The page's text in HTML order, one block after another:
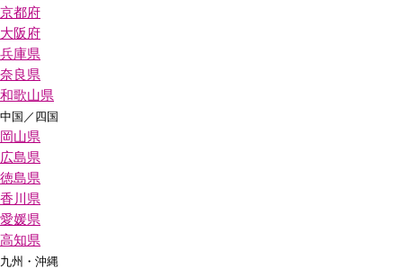
京都府
大阪府
兵庫県
奈良県
和歌山県
中国／四国
岡山県
広島県
徳島県
香川県
愛媛県
高知県
九州・沖縄